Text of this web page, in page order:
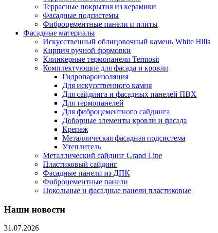
Террасные покрытия из керамики
Фасадные подсистемы
Фиброцементные панели и плиты
Фасадные материалы
Искусственный облицовочный камень White Hills
Кирпич ручной формовки
Клинкерные термопанели Termosit
Комплектующие для фасада и кровли
Гидропароизоляция
Для искусственного камня
Для сайдинга и фасадных панелей ПВХ
Для термопанелей
Для фиброцементного сайдинга
Доборные элементы кровли и фасада
Крепеж
Металлическая фасадная подсистема
Утеплитель
Металлический сайдинг Grand Line
Пластиковый сайдинг
Фасадные панели из ДПК
Фиброцементные панели
Цокольные и фасадные панели пластиковые
Наши новости
31.07.2026